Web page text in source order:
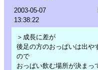
2003-05-07
13:38:22
＞成長に差が
後足の方のおっぱいは出や
ので
おっぱい飲む場所が決まっ